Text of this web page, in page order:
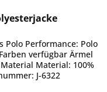
Polo Performance: Polo
verfügbar Ärmel
Material: 100%
J-6322